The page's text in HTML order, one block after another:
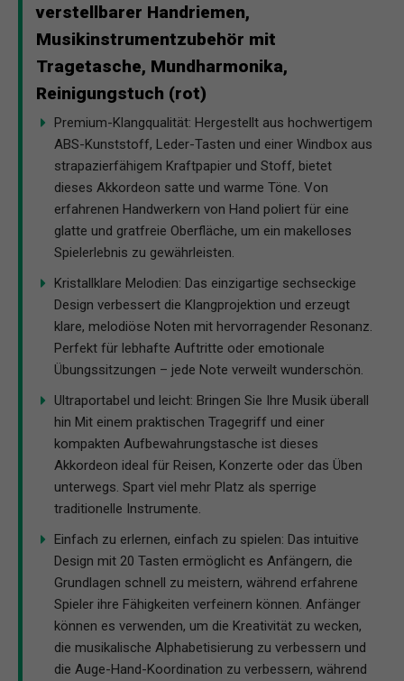
verstellbarer Handriemen,
Musikinstrumentzubehör mit
Tragetasche, Mundharmonika,
Reinigungstuch (rot)
Premium-Klangqualität: Hergestellt aus hochwertigem
ABS-Kunststoff, Leder-Tasten und einer Windbox aus
strapazierfähigem Kraftpapier und Stoff, bietet
dieses Akkordeon satte und warme Töne. Von
erfahrenen Handwerkern von Hand poliert für eine
glatte und gratfreie Oberfläche, um ein makelloses
Spielerlebnis zu gewährleisten.
Kristallklare Melodien: Das einzigartige sechseckige
Design verbessert die Klangprojektion und erzeugt
klare, melodiöse Noten mit hervorragender Resonanz.
Perfekt für lebhafte Auftritte oder emotionale
Übungssitzungen – jede Note verweilt wunderschön.
Ultraportabel und leicht: Bringen Sie Ihre Musik überall
hin Mit einem praktischen Tragegriff und einer
kompakten Aufbewahrungstasche ist dieses
Akkordeon ideal für Reisen, Konzerte oder das Üben
unterwegs. Spart viel mehr Platz als sperrige
traditionelle Instrumente.
Einfach zu erlernen, einfach zu spielen: Das intuitive
Design mit 20 Tasten ermöglicht es Anfängern, die
Grundlagen schnell zu meistern, während erfahrene
Spieler ihre Fähigkeiten verfeinern können. Anfänger
können es verwenden, um die Kreativität zu wecken,
die musikalische Alphabetisierung zu verbessern und
die Auge-Hand-Koordination zu verbessern, während